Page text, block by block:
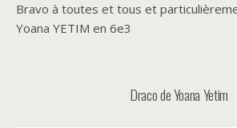
Bravo à toutes et tous et
Yoana YETIM en 6e3
Draco de Yoana Yetim